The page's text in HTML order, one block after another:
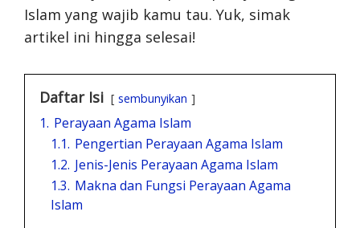
Islam yang wajib kamu tau. Yuk, simak
artikel ini hingga selesai!
Daftar Isi sembunyikan
1. Perayaan Agama Islam
1.1. Pengertian Perayaan Agama Islam
1.2. Jenis-Jenis Perayaan Agama Islam
1.3. Makna dan Fungsi Perayaan Agama
Islam